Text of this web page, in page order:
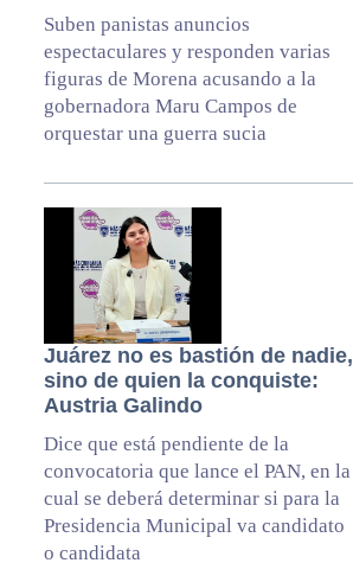
Suben panistas anuncios
espectaculares y responden varias
figuras de Morena acusando a la
gobernadora Maru Campos de
orquestar una guerra sucia
Juárez no es bastión de nadie,
sino de quien la conquiste:
Austria Galindo
Dice que está pendiente de la
convocatoria que lance el PAN, en la
cual se deberá determinar si para la
Presidencia Municipal va candidato
o candidata